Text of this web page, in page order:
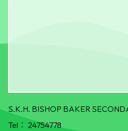
S.K.H. BISHOP BAKER
Tel： 24754778